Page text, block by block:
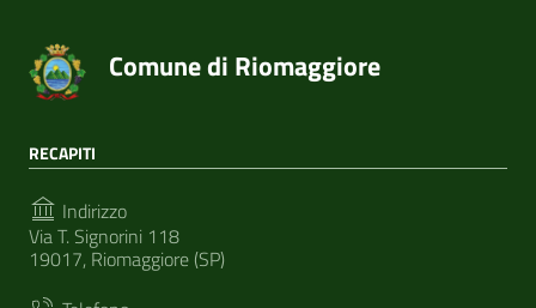
Comune di Riomaggiore
RECAPITI
Indirizzo
Via T. Signorini 118
19017, Riomaggiore (SP)